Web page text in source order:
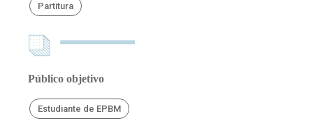
Partitura
Público objetivo
Estudiante de EPBM